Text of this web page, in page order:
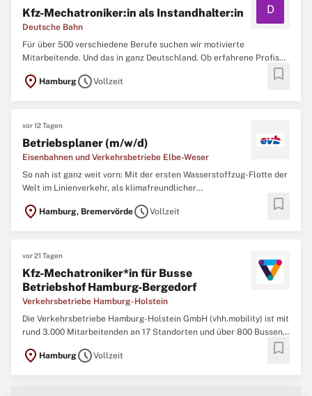
Kfz-Mechatroniker:in als Instandhalter:in
Deutsche Bahn
D
Für über 500 verschiedene Berufe suchen wir motivierte
Mitarbeitende. Und das in ganz Deutschland. Ob erfahrene Profis
Weiterbildungsmöglichkeiten. Du möchtest dich beruflich wie
location_on HamburgscheduleVollzeit bookmark
vor 12 Tagen
Betriebsplaner (m/w/d)
Eisenbahnen und Verkehrsbetriebe Elbe-Weser
So nah ist ganz weit vorn: Mit der ersten Wasserstoffzug-Flotte der
Welt im Linienverkehr, als klimafreundlicher
zukunftssichere Leistungen im Schienengüterverkehr verbindet die
location_on Hamburg, BremervördescheduleVollzeit bookmark
vor 21 Tagen
Kfz-Mechatroniker*in für Busse
Betriebshof Hamburg-Bergedorf
Verkehrsbetriebe Hamburg-Holstein
Die Verkehrsbetriebe Hamburg-Holstein GmbH (vhh.mobility) ist mit
rund 3.000 Mitarbeitenden an 17 Standorten und über 800 Bussen
das zweitgrößte Nahverkehrsunternehmen Norddeutschlands mit
Sitz in Hamburg. Das Verkehrsunternehmen, das Partnerin im
location_on HamburgscheduleVollzeit bookmark